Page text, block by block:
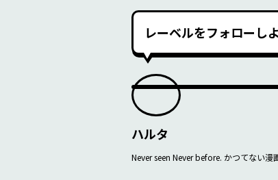
レーベルをフォローし
ハルタ
Never seen Never before. かつてない漫